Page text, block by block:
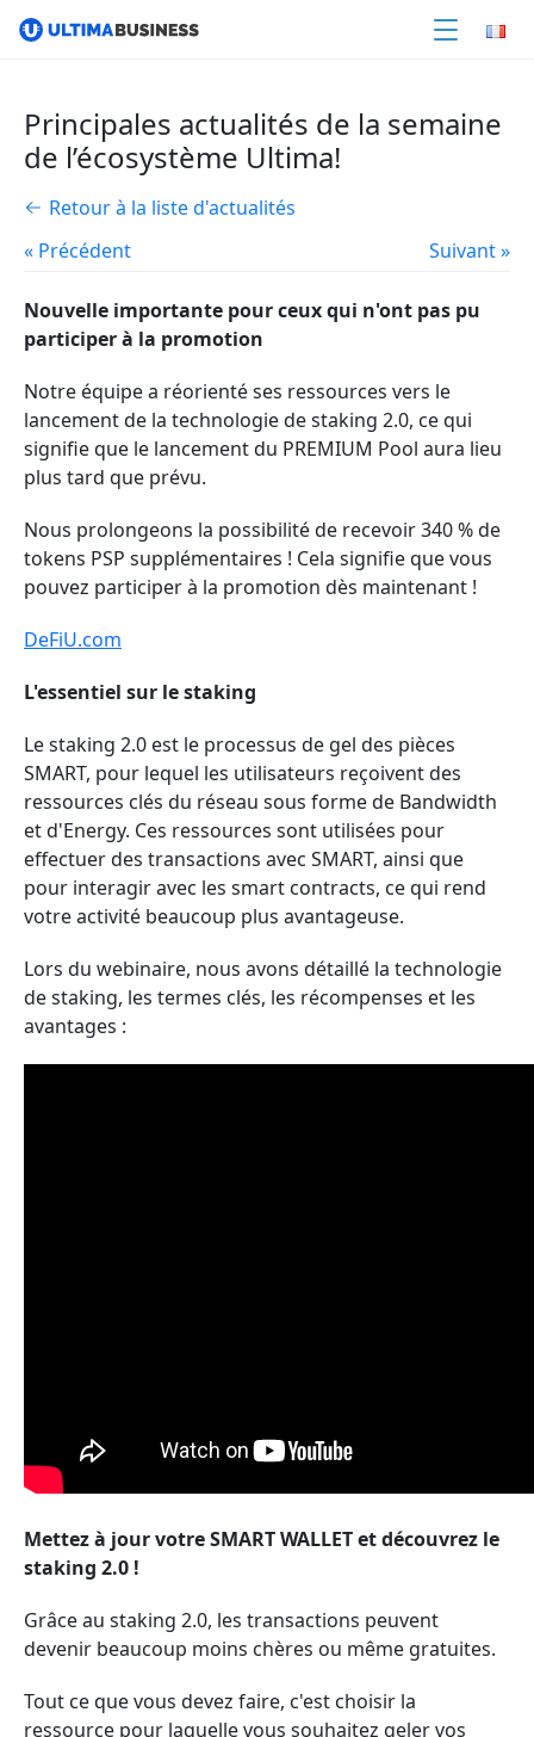
Principales actualités de la semaine
de l’écosystème Ultima!
Retour à la liste d'actualités
« Précédent
Suivant »
Nouvelle importante pour ceux qui n'ont pas pu
participer à la promotion
Notre équipe a réorienté ses ressources vers le
lancement de la technologie de staking 2.0, ce qui
signifie que le lancement du PREMIUM Pool aura lieu
plus tard que prévu.
Nous prolongeons la possibilité de recevoir 340 % de
tokens PSP supplémentaires ! Cela signifie que vous
pouvez participer à la promotion dès maintenant !
DeFiU.com
L'essentiel sur le staking
Le staking 2.0 est le processus de gel des pièces
SMART, pour lequel les utilisateurs reçoivent des
ressources clés du réseau sous forme de Bandwidth
et d'Energy. Ces ressources sont utilisées pour
effectuer des transactions avec SMART, ainsi que
pour interagir avec les smart contracts, ce qui rend
votre activité beaucoup plus avantageuse.
Lors du webinaire, nous avons détaillé la technologie
de staking, les termes clés, les récompenses et les
avantages :
Mettez à jour votre SMART WALLET et découvrez le
staking 2.0 !
Grâce au staking 2.0, les transactions peuvent
devenir beaucoup moins chères ou même gratuites.
Tout ce que vous devez faire, c'est choisir la
ressource pour laquelle vous souhaitez geler vos